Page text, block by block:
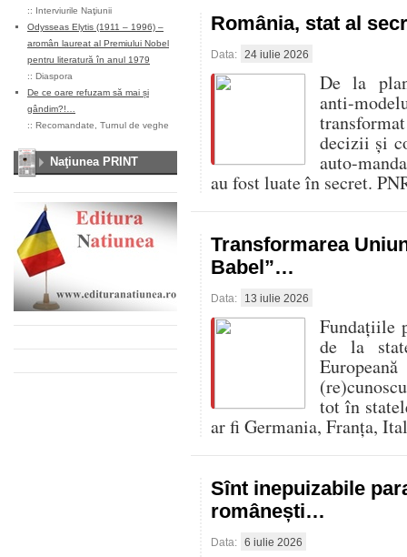
:: Interviurile Naţiunii
Odysseas Elytis (1911 – 1996) –
aromân laureat al Premiului Nobel
pentru literatură în anul 1979
:: Diaspora
De ce oare refuzam să mai și
gândim?!…
:: Recomandate Turnul de veghe
Naţiunea PRINT
România, stat al
Data: 24 iulie 2026
De la
anti-
decizii și
auto-
au fost luate în secret.
Transformarea
Babel”…
Data: 13 iulie 2026
Fundațiile
de la
tot în
ar fi Germania, Franța,
Sînt inepuizabile
românești…
Data: 6 iulie 2026